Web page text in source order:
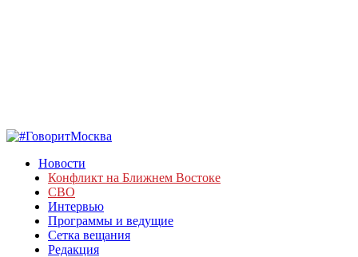
Новости
Конфликт на Ближнем Востоке
СВО
Интервью
Программы и ведущие
Сетка вещания
Редакция